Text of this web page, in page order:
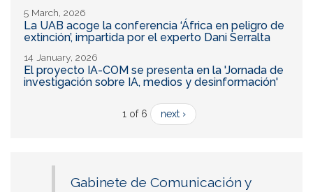
5 March, 2026
La UAB acoge la conferencia ‘África en peligro de
extinción’, impartida por el experto Dani Serralta
14 January, 2026
El proyecto IA-COM se presenta en la 'Jornada de
investigación sobre IA, medios y desinformación'
1 of 6 next ›
Gabinete de Comunicación y